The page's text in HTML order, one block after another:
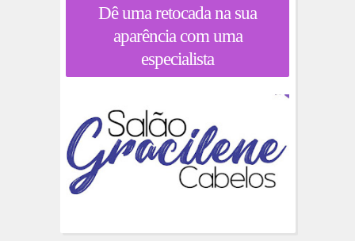
Dê uma retocada na sua
aparência com uma
especialista